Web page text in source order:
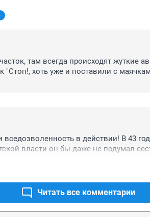
там всегда происходят жуткие
"Стоп!, хоть уже и поставили с
вседозволенность в действии! В 43
власти он бы даже не подумал
Читать все комментарии